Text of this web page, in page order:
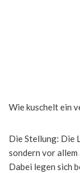
Wie kuschelt ein
Die Stellung: Die
sondern vor allem
Dabei legen sich